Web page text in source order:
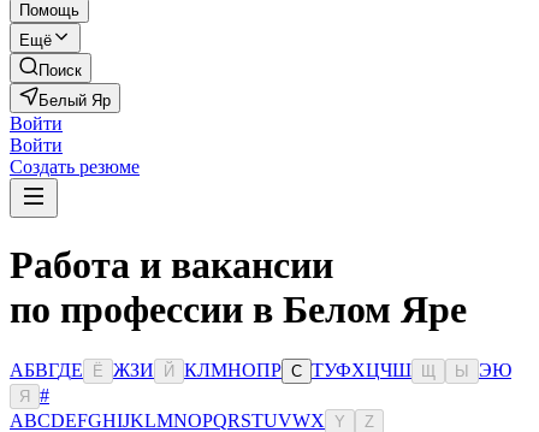
Помощь
Ещё
Поиск
Белый Яр
Войти
Войти
Создать резюме
Работа и вакансии
по профессии в Белом Яре
АБВГДЕ Ё ЖЗИ Й КЛМНОПР С ТУФХЦЧШ Ы ЭЮ
Я
#
ABCDEFGHIJKLMNOPQRSTUVWX Y Z